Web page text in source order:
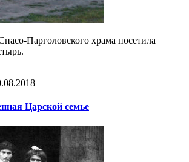
Парголовского храма посетила
Царской семье